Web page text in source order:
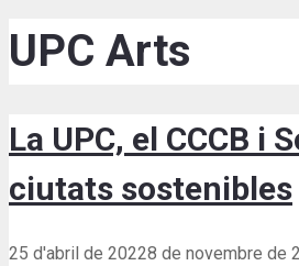
UPC Arts
La UPC, el CCCB
ciutats sostenibles
25 d'abril de 20228 de novembre de